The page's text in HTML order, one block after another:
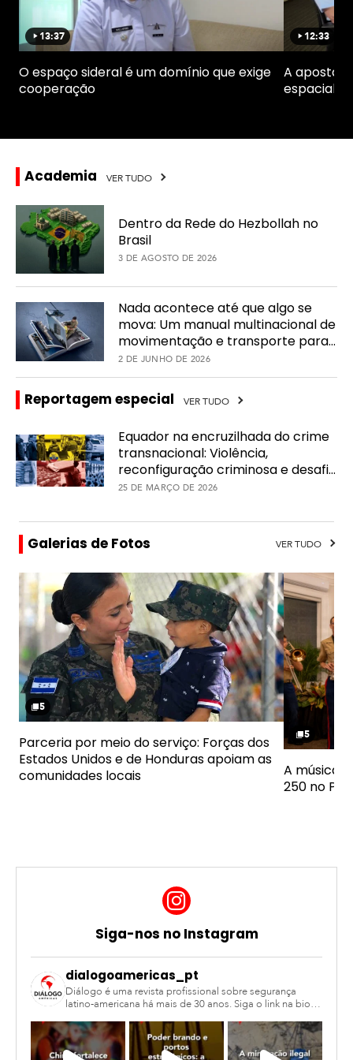
c
a
e
m
o
s
Video
duration
minutes
37
seconds
13:37
O espaço sideral é um domínio que exige
cooperação
Video
duration
minutes
33
seconds
12:33
A aposta
espacial
Academia VER TUDO
Dentro da Rede do Hezbollah no
Brasil
3 DE AGOSTO DE 2026
Nada acontece até que algo se
mova: Um manual multinacional de
movimentação e transporte para
fortalecer a assistência
humanitária e a resposta a
desastres
2 DE JUNHO DE 2026
Reportagem especial VER TUDO
Equador na encruzilhada do crime
transnacional: Violência,
reconfiguração criminosa e desafio
regional – PARTE II
25 DE MARÇO DE 2026
Galerias de Fotos VER TUDO
5
Fotos
5
Parceria por meio do serviço: Forças dos
Estados Unidos e de Honduras apoiam as
comunidades locais
5
Fotos
5
A música
250 no
página
inicial
Siga-nos no Instagram
dialogoamericas_pt
Diálogo é uma revista profissional sobre segurança
latino-americana há mais de 30 anos. Siga o link na bio